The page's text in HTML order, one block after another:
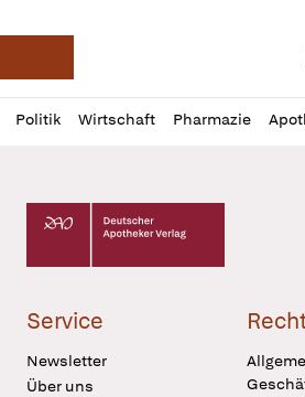
Deutsche Apotheker
Politik Wirtschaft Pharmazie
Profil
öffnen
Daz
Pur
Deutscher Apotheker Verlag Logo
Service
Newsletter
Über uns